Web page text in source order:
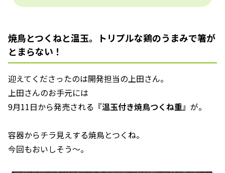
焼鳥とつくねと温玉。トリプルな鶏のうまみで箸が
とまらない！
迎えてくださったのは開発担当の上田さん。
上田さんのお手元には
9月11日から発売される 『温玉付き焼鳥つくね重』 が。
容器からチラ見えする焼鳥とつくね。
今回もおいしそう〜。